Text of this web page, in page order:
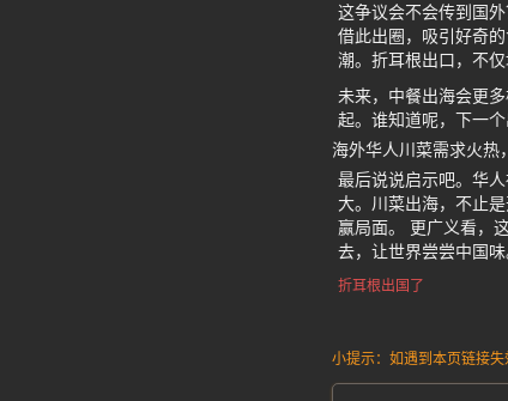
这争议会不会传到国
借此出圈，吸引好奇
潮。折耳根出口，不
未来，中餐出海会更
起。谁知道呢，下一
海外华人川菜需求火热
最后说说启示吧。华
大。川菜出海，不止
赢局面。 更广义看，
去，让世界尝尝中国味
折耳根出国了
小提示：如遇到本页链接